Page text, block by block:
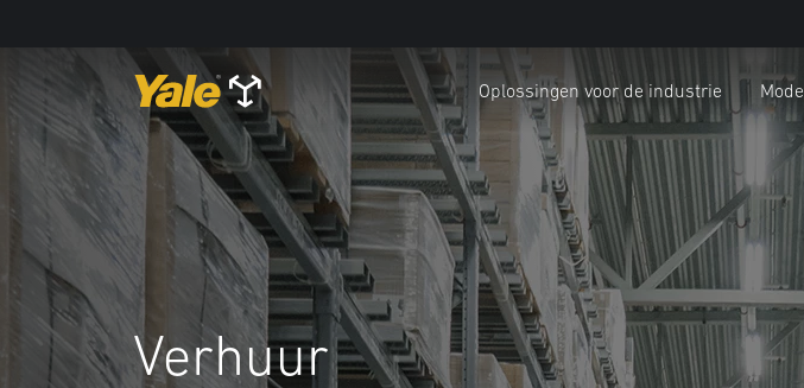
Oplossingen voor de industrie
Verhuur